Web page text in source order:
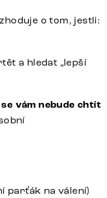
o tom, jestli:
a hledat „lepší
vám nebude chtít
parťák na válení)